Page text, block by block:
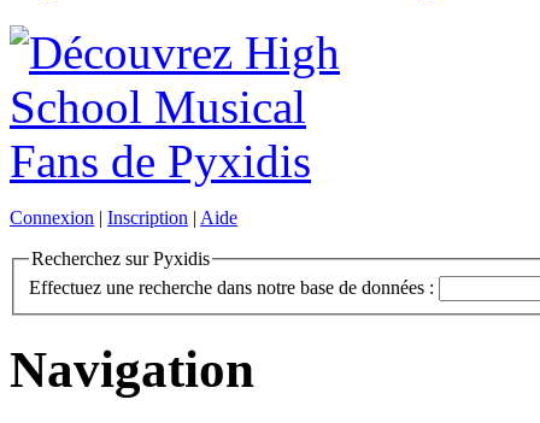
Connexion | Inscription | Aide
Recherchez sur Pyxidis
Effectuez une recherche dans notre base de données :
Navigation